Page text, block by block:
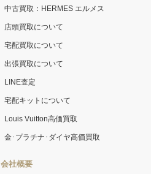
中古買取：HERMES エルメス
店頭買取について
宅配買取について
出張買取について
LINE査定
宅配キットについて
Louis Vuitton高価買取
金･プラチナ･ダイヤ高価買取
会社概要